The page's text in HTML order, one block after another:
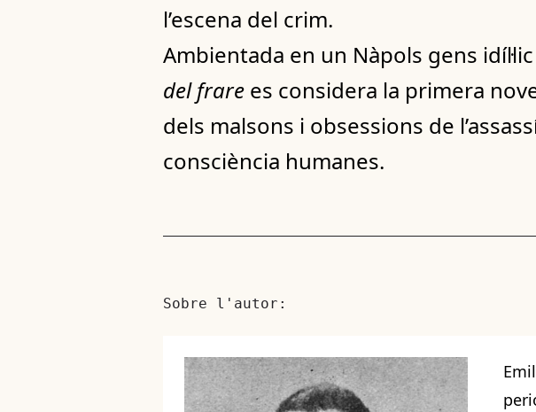
l’escena del crim.
Ambientada en un Nàpols gens
del frare es considera la primera
dels malsons i obsessions de
consciència humanes.
Sobre l'autor: